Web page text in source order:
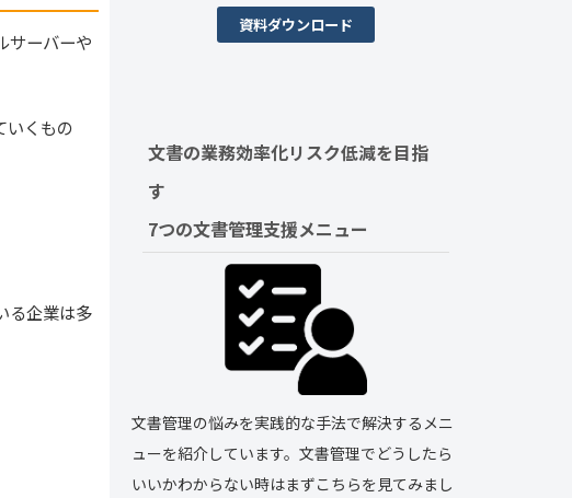
サーバーや
いくもの
る企業は多
資料ダウンロード
文書の業務効率化リスク低減を目指
す
7つの文書管理支援メニュー
文書管理の悩みを実践的な手法で解決するメニ
ューを紹介しています。文書管理でどうしたら
いいかわからない時はまずこちらを見てみまし